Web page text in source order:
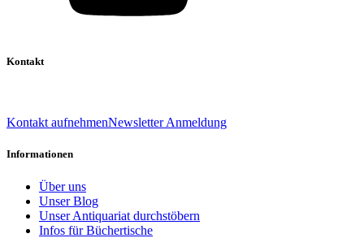
Kontakt
Kontakt aufnehmenNewsletter Anmeldung
Informationen
Über uns
Unser Blog
Unser Antiquariat durchstöbern
Infos für Büchertische